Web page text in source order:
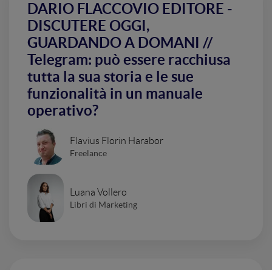
DARIO FLACCOVIO EDITORE -
DISCUTERE OGGI,
GUARDANDO A DOMANI //
Telegram: può essere racchiusa
tutta la sua storia e le sue
funzionalità in un manuale
operativo?
Flavius Florin Harabor
Freelance
Luana Vollero
Libri di Marketing